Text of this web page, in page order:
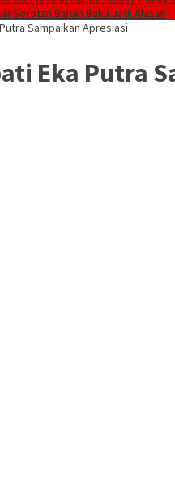
Sorotan Bahan Baku Jadi Alasan
Sampaikan Apresiasi
Eka Putra